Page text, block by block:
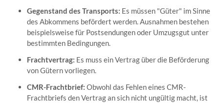
Gegenstand des Transports: Es müssen "Güter" im Sinne
des Abkommens befördert werden. Ausnahmen bestehen
beispielsweise für Postsendungen oder Umzugsgut unter
bestimmten Bedingungen.
Frachtvertrag: Es muss ein Vertrag über die Beförderung
von Gütern vorliegen.
CMR-Frachtbrief: Obwohl das Fehlen eines CMR-
Frachtbriefs den Vertrag an sich nicht ungültig macht, ist